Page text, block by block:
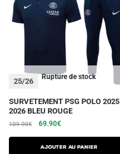
être
choisies
page
du
Rupture de stock
25/26
SURVETEMENT PSG POLO 2025
2026 BLEU ROUGE
109.90€
Le
initial
69.90€Le
actuel
AJOUTER AU PANIER
Ce
produit
a
plusieurs